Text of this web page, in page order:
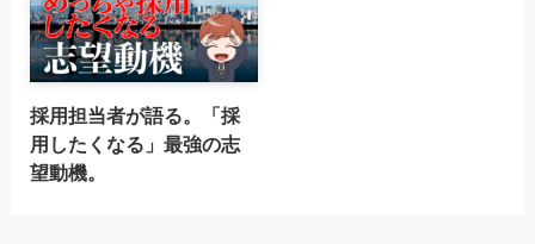
採用担当者が語る。「採
用したくなる」最強の志
望動機。